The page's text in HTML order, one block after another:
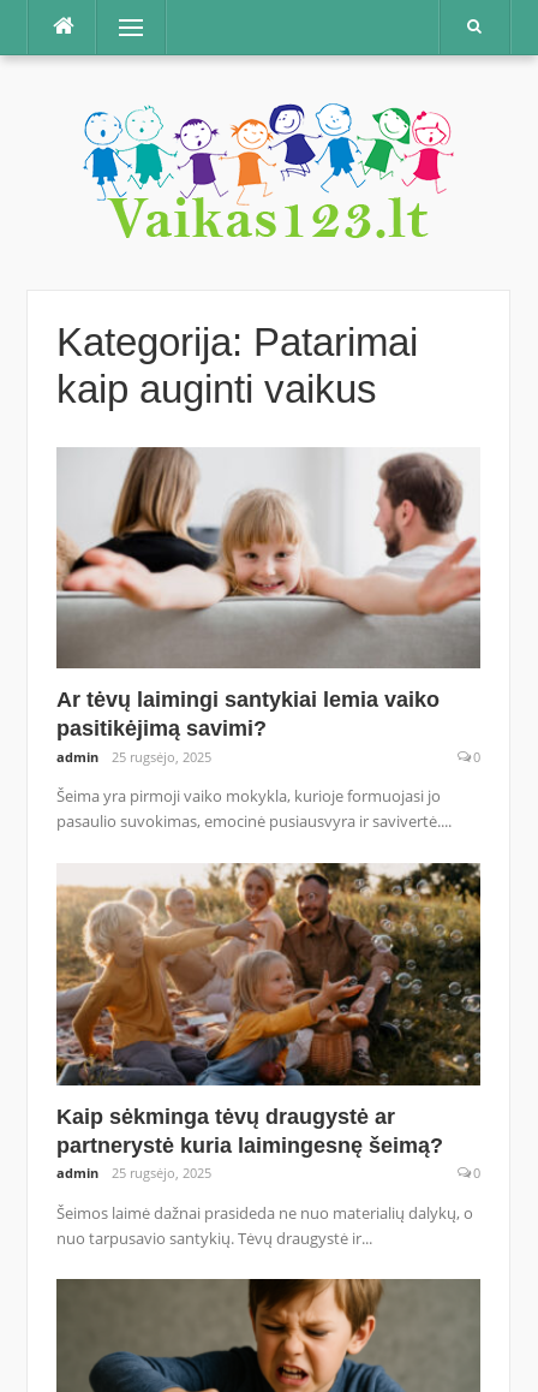
Praleisti
Meniu
Kategorija: Patarimai
kaip auginti vaikus
Ar tėvų laimingi santykiai lemia vaiko
pasitikėjimą savimi?
admin 25 rugsėjo, 2025 0
Šeima yra pirmoji vaiko mokykla, kurioje formuojasi jo
pasaulio suvokimas, emocinė pusiausvyra ir savivertė....
Kaip sėkminga tėvų draugystė ar
partnerystė kuria laimingesnę šeimą?
admin 25 rugsėjo, 2025 0
Šeimos laimė dažnai prasideda ne nuo materialių dalykų, o
nuo tarpusavio santykių. Tėvų draugystė ir...